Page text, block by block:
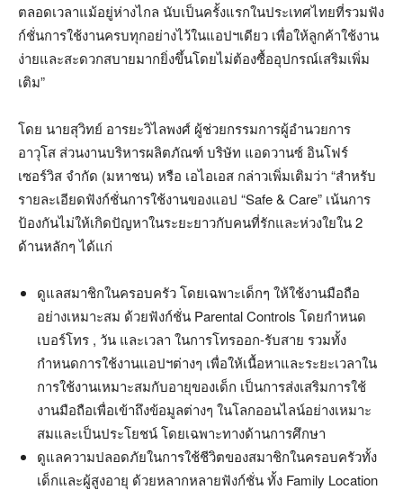
ตลอดเวลาแม้อยู่ห่างไกล นับเป็นครั้งแรกในประเทศไทยที่รวมฟัง
ก์ชั่นการใช้งานครบทุกอย่างไว้ในแอปฯเดียว เพื่อให้ลูกค้าใช้งาน
ง่ายและสะดวกสบายมากยิ่งขึ้นโดยไม่ต้องซื้ออุปกรณ์เสริมเพิ่ม
เติม”
โดย นายสุวิทย์ อารยะวิไลพงศ์ ผู้ช่วยกรรมการผู้อำนวยการ
อาวุโส ส่วนงานบริหารผลิตภัณฑ์ บริษัท แอดวานซ์ อินโฟร์
เซอร์วิส จำกัด (มหาชน) หรือ เอไอเอส กล่าวเพิ่มเติมว่า “สำหรับ
รายละเอียดฟังก์ชั่นการใช้งานของแอป “Safe & Care” เน้นการ
ป้องกันไม่ให้เกิดปัญหาในระยะยาวกับคนที่รักและห่วงใยใน 2
ด้านหลักๆ ได้แก่
ดูแลสมาชิกในครอบครัว โดยเฉพาะเด็กๆ ให้ใช้งานมือถือ
อย่างเหมาะสม ด้วยฟังก์ชั่น Parental Controls โดยกำหนด
เบอร์โทร , วัน และเวลา ในการโทรออก-รับสาย รวมทั้ง
กำหนดการใช้งานแอปฯต่างๆ เพื่อให้เนื้อหาและระยะเวลาใน
การใช้งานเหมาะสมกับอายุของเด็ก เป็นการส่งเสริมการใช้
งานมือถือเพื่อเข้าถึงข้อมูลต่างๆ ในโลกออนไลน์อย่างเหมาะ
สมและเป็นประโยชน์ โดยเฉพาะทางด้านการศึกษา
ดูแลความปลอดภัยในการใช้ชีวิตของสมาชิกในครอบครัวทั้ง
เด็กและผู้สูงอายุ ด้วยหลากหลายฟังก์ชั่น ทั้ง Family Location